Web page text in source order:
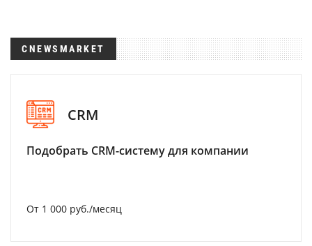
CNEWSMARKET
CRM
Подобрать CRM-систему для компании
От 1 000 руб./месяц